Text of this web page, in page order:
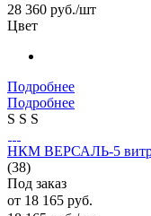
28 360 руб./шт
Цвет
Подробнее
Подробнее
S S S
НКМ ВЕРСАЛЬ-5
(38)
Под заказ
от 18 165 руб.